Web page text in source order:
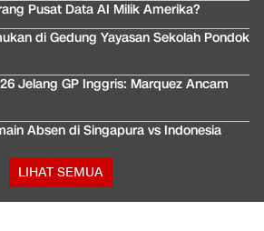
Pusat Data AI Milik Amerika?
di Gedung Yayasan Sekolah Pondok
Jelang GP Inggris: Marquez Ancam
Absen di Singapura vs Indonesia
LIHAT SEMUA